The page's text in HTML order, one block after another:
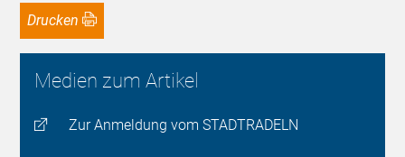
Drucken
Medien zum Artikel
Zur Anmeldung vom STADTRADELN